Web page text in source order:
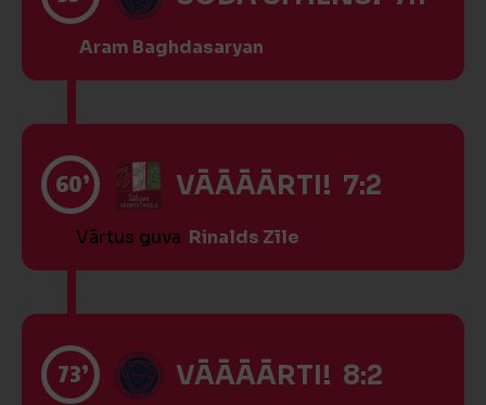
Aram Baghdasaryan
60’ VĀĀĀĀRTI! 7:2
Vārtus guva Rinalds Zīle
73’ VĀĀĀĀRTI! 8:2